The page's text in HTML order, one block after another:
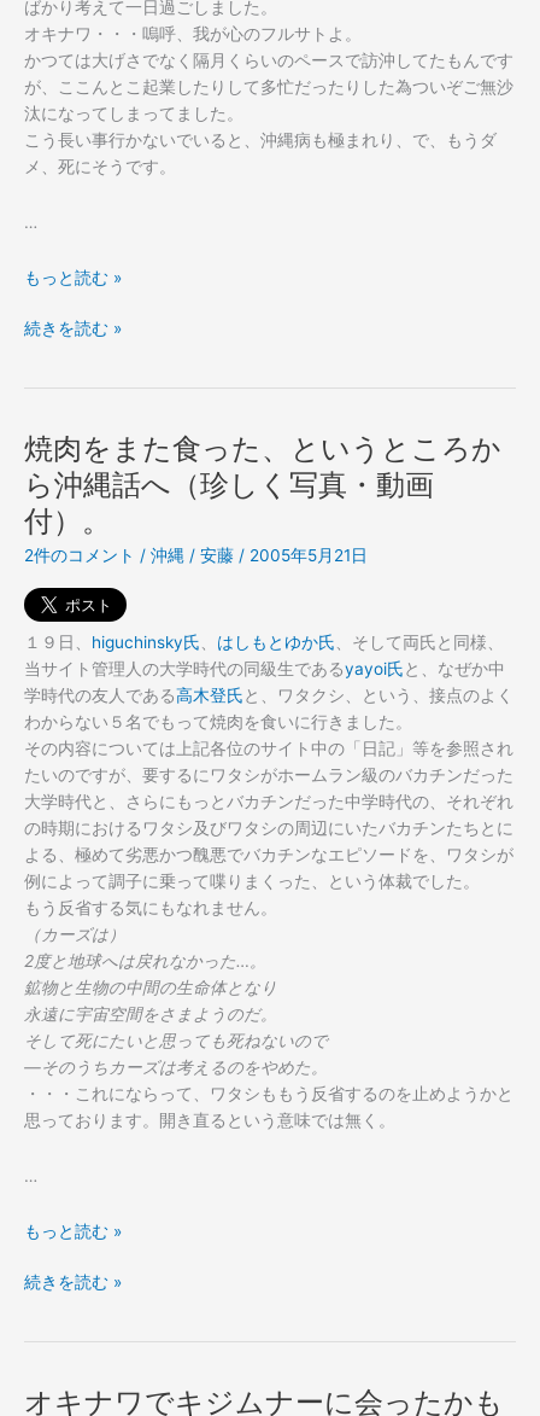
ばかり考えて一日過ごしました。
オキナワ・・・嗚呼、我が心のフルサトよ。
かつては大げさでなく隔月くらいのペースで訪沖してたもんです
が、ここんとこ起業したりして多忙だったりした為ついぞご無沙
汰になってしまってました。
こう長い事行かないでいると、沖縄病も極まれり、で、もうダ
メ、死にそうです。
…
沖
よ！
もっと読む »
沖
続きを読む »
焼肉をまた食った、というところか
ら沖縄話へ（珍しく写真・動画
付）。
2件のコメント / 沖縄 / 安藤 / 2005年5月21日
１９日、 higuchinsky氏 はしもとゆか氏 、そして両氏と同様、
当サイト管理人の大学時代の同級生であるyayoi氏と、なぜか中
学時代の友人である高木登氏と、ワタクシ、という、接点のよく
わからない５名でもって焼肉を食いに行きました。
その内容については上記各位のサイト中の「日記」等を参照され
たいのですが、要するにワタシがホームラン級のバカチンだった
大学時代と、さらにもっとバカチンだった中学時代の、それぞれ
の時期におけるワタシ及びワタシの周辺にいたバカチンたちとに
よる、極めて劣悪かつ醜悪でバカチンなエピソードを、ワタシが
例によって調子に乗って喋りまくった、という体裁でした。
もう反省する気にもなれません。
（カーズは）
2度と地球へは戻れなかった…。
鉱物と生物の中間の生命体となり
永遠に宇宙空間をさまようのだ。
そして死にたいと思っても死ねないので
―そのうちカーズは考えるのをやめた。
・・・これにならって、ワタシももう反省するのを止めようかと
思っております。開き直るという意味では無く。
…
焼
を
もっと読む »
焼
続きを読む »
オキナワでキジムナーに会ったかも